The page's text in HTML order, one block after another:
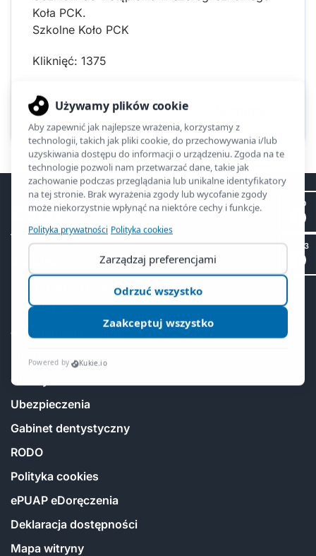
Koła PCK.
Szkolne Koło PCK
Kliknięć: 1375
Poprzednia
ZSO2
Informacje i regulamin
Biblioteka online
e-legitymacja
mLegitymacja
Obiady
Ubezpieczenia
Gabinet dentystyczny
RODO
Polityka cookies
ePUAP eDoręczenia
Deklaracja dostępności
Mapa witryny
II LO
SP 53